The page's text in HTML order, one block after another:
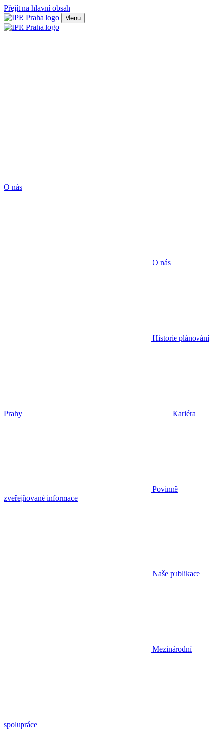
Přejít na hlavní obsah
Menu
O nás
O nás
Historie plánování
Prahy Kariéra
Povinně
zveřejňované informace
Naše publikace
Mezinárodní
spolupráce